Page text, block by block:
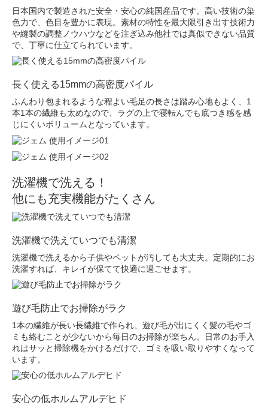
日本国内で製造された安全・安心の純国産品です。高い技術の染
色力で、色目を豊かに表現。素材の特性を最大限引き出す技術力
や縫製の調整ノウハウなどを注ぎ込み他社では真似できない品質
で、丁寧に仕立てられています。
長く使える15mmの高密度パイル
ふんわり包まれるような程よい毛足の長さは踏み心地もよく、1
本1本の繊維も太めなので、ラグの上で寝転んでも底つき感を感
じにくいボリュームとなっています。
洗濯機で洗える！
他にも充実機能がたくさん
洗濯機で洗えていつでも清潔
洗濯機で洗えるから子供やペットが汚しても大丈夫。定期的にお
洗濯すれば、キレイが保てて快適に過ごせます。
遊び毛防止でお掃除がラク
1本の繊維が長い長繊維で作られ、遊び毛が出にくく髪の毛やゴ
ミも絡むことが少ないから毎日のお掃除が楽ちん。日常のお手入
れはサッと掃除機をかけるだけで、ゴミを吸い取りやすくなって
います。
安心の低ホルムアルデヒド